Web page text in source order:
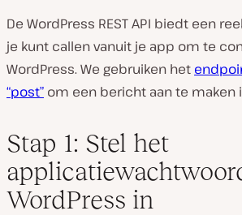
De WordPress REST API biedt een
je kunt callen vanuit je app om te
WordPress. We gebruiken het
“post” om een bericht aan te maken
Stap 1: Stel het
WordPress in